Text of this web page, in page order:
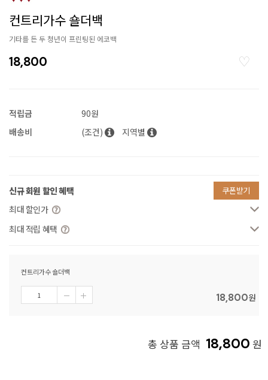
컨트리가수 숄더백
기타를 든 두 청년이 프린팅된 에코백
18,800
적립금
90원
배송비
(조건) 지역별
신규 회원 할인 혜택 쿠폰받기
최대 할인가
최대 적립 혜택
컨트리가수 숄더백
18,800원
총 상품 금액 18,800 원